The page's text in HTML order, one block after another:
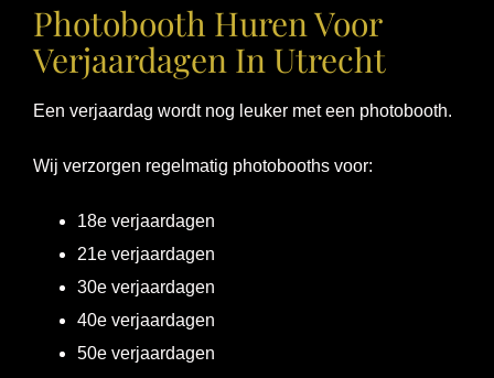
Photobooth Huren Voor
Verjaardagen In Utrecht
Een verjaardag wordt nog leuker met een photobooth.
Wij verzorgen regelmatig photobooths voor:
18e verjaardagen
21e verjaardagen
30e verjaardagen
40e verjaardagen
50e verjaardagen